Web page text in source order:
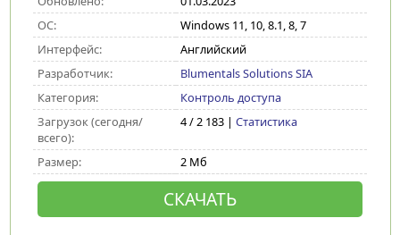
ОС:
Windows 11, 10, 8.1, 8, 7
Интерфейс:
Английский
Разработчик:
Blumentals Solutions SIA
Категория:
Контроль доступа
Загрузок (сегодня/
всего):
4 / 2 183 | Статистика
Размер: 2 Мб
СКАЧАТЬ